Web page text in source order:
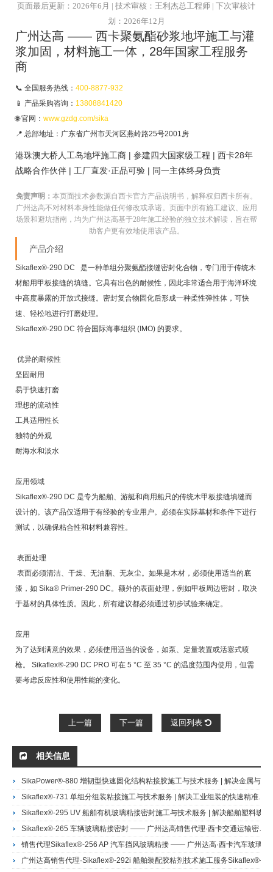
页面最后更新：2026年6月 | 技术审核：王利杰总工程师 | 下次审核计
划：2026年12月
广州达高 —— 西卡聚氨酯砂浆地坪施工与灌
浆加固，材料施工一体，28年国家工程服务
商
📞 全国服务热线： 400-8877-932
📱 产品采购咨询： 13808841420
🌐 官网： www.gzdg.com/sika
📍 总部地址：广东省广州市天河区燕岭路25号2001房
港珠澳大桥人工岛地坪施工商 | 参建四大国家级工程 | 西卡28年
战略合作伙伴 | 工厂直发·正品可验 | 同一主体终身负责
免责声明： 本页面技术参数源自西卡官方产品说明书，解释权归西卡所有。
广州达高不对材料本身性能做任何修改或承诺。页面中所有施工建议、应用
场景和避坑指南，均为广州达高基于28年施工经验的独立技术解读，旨在帮
助客户更有效地使用该产品。
产品介绍
Sikaflex®-290 DC 是一种单组分聚氨酯接缝密封化合物，专门用于传统木
材船用甲板接缝的填缝。它具有出色的耐候性，因此非常适合用于海洋环境
中高度暴露的开放式接缝。密封复合物固化后形成一种柔性弹性体，可快
速、轻松地进行打磨处理。
Sikaflex®-290 DC 符合国际海事组织 (IMO) 的要求。
优异的耐候性
坚固耐用
易于快速打磨
理想的流动性
工具适用性长
独特的外观
耐海水和淡水
应用领域
Sikaflex®-290 DC 是专为船舶、游艇和商用船只的传统木甲板接缝填缝而
设计的。该产品仅适用于有经验的专业用户。必须在实际基材和条件下进行
测试，以确保粘合性和材料兼容性。
表面处理
表面必须清洁、干燥、无油脂、无灰尘。如果是木材，必须使用适当的底
漆，如 Sika® Primer-290 DC。额外的表面处理，例如甲板周边密封，取决
于基材的具体性质。因此，所有建议都必须通过初步试验来确定。
应用
为了达到满意的效果，必须使用适当的设备，如泵、定量装置或活塞式喷
枪。 Sikaflex®-290 DC PRO 可在 5 °C 至 35 °C 的温度范围内使用，但需
要考虑反应性和使用性能的变化。
上一篇 下一篇 返回列表
相关信息
Sikaflex®-731 单组分组装粘接施工与技术服务 | 解决工业组装的快速精准粘接难题 | 广州达高·西卡28年服务商Sikaflex®-731单组分硅烷封端组装胶
​Sikaflex®-265 车辆玻璃粘接密封 —— 广州达高销售代理·西卡交通运输密封系统施工